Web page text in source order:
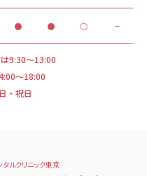
● ● ○ −
9:30～13:00
～18:00
・祝日
ルクリニック東京